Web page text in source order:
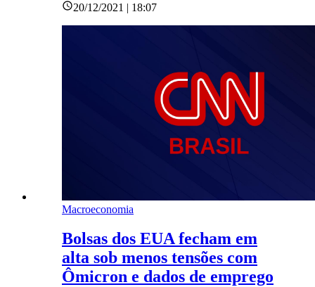
20/12/2021 | 18:07
Macroeconomia
Bolsas dos EUA fecham em
alta sob menos tensões com
Ômicron e dados de emprego